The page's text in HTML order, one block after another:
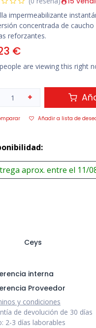
impermeabilizante
concentrada de
reforzantes.
€
are viewing this right
Añadir a lista de
aprox. entre el 11/
Ceys
interna
Proveedor
y condiciones
de devolución de 30 días
2-3 días laborables